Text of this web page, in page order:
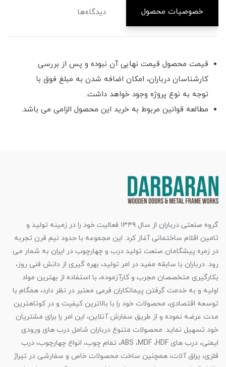
خصوصیات محصول دیدگاه‌ها
قیمت محصول قیمت نهایی آن نبوده و پس از بررسی
کارشناسان درباران، امکان اضافه شدن به مبلغ فوق با
توجه به نوع پروژه وجود خواهد داشت.
مطالعه قوانین مربوط به خرید این محصول الزامی می باشد.
گروه صنعتی درباران از سال ۱۳۴۹ فعالیت خود را در زمینه تولید و
تامین اقلام ساختمانی آغاز کرد. این مجموعه با حدود نیم قرن تجربه
در زمره پیشگامان صنعت تولید درب و چهارچوب در ایران به شمار می
رود. درباران با سابقه مفید در امر تولید، بهره گیری از دانش فنی روز،
بکارگیری متخصصان مجرب و کارآزموده، با استفاده از بهترین مواد
اولیه و به خدمت گرفتن پیمانکاران فرعی معتبر در نظر دارد، همگام با
توسعه اقتصادی، محصولات خود را با بالاترین کیفیت و در کوتاهترین
مدت عرضه نموده و از طریق سفارش آنلاین، این امر را برای مشتریان
خود تسهیل نماید. محصولات متنوع درباران شامل درب های ورودی
ایمنی، درب های ABS ،MDF ،HDF، تمام چوب، انواع چهارچوب، درب
فلزی، یراق آلات، همچنین ساخت محصولات خاص و سفارشی در تیراژ